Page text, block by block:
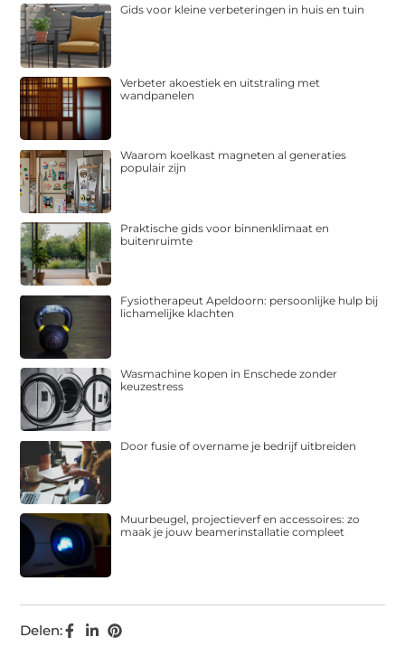
Delen:
Gids voor kleine verbeteringen in huis en tuin
Verbeter akoestiek en uitstraling met
wandpanelen
Waarom koelkast magneten al generaties
populair zijn
Praktische gids voor binnenklimaat en
buitenruimte
Fysiotherapeut Apeldoorn: persoonlijke hulp bij
lichamelijke klachten
Wasmachine kopen in Enschede zonder
keuzestress
Door fusie of overname je bedrijf uitbreiden
Muurbeugel, projectieverf en accessoires: zo
maak je jouw beamerinstallatie compleet